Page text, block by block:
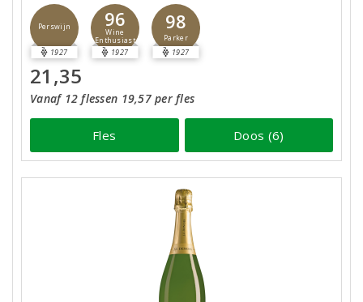
Perswijn
1927
96
Wine
Enthusiast
1927
98
Parker
1927
21,35
Vanaf 12 flessen 19,57 per fles
Fles Doos (6)